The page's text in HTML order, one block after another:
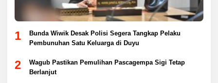
1
Bunda Wiwik Desak Polisi Segera Tangkap Pelaku
Pembunuhan Satu Keluarga di Duyu
2
Wagub Pastikan Pemulihan Pascagempa Sigi Tetap
Berlanjut